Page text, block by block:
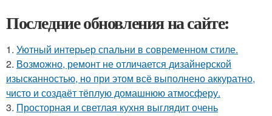
Последние обновления на сайте:
1. Уютный интерьер спальни в современном стиле.
2. Возможно, ремонт не отличается дизайнерской
изысканностью, но при этом всё выполнено аккуратно,
чисто и создаёт тёплую домашнюю атмосферу.
3. Просторная и светлая кухня выглядит очень